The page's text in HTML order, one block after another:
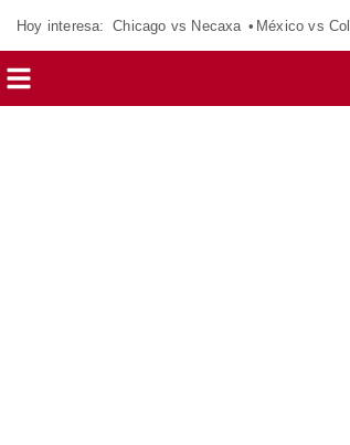
Hoy interesa: Chicago vs Necaxa México vs